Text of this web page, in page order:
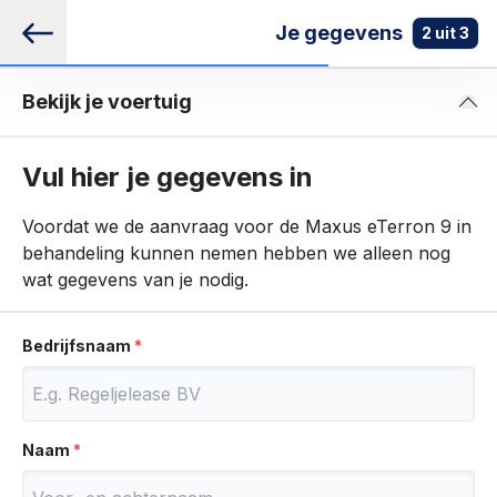
Zonder grote
investering
info@regeljegroenelease.nl
085 0290 044
KVK: 59801948
BTW: NL853649765B01
Populaire bedrijfswagens
Je gegevens 2 uit3
Bekijk je voertuig
Vul hier je gegevens in
Voordat we de aanvraag voor de Maxus eTerron 9 in
behandeling kunnen nemen hebben we alleen nog
wat gegevens van je nodig.
Bedrijfsnaam
Naam